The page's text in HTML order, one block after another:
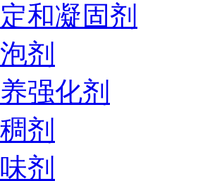
和凝固剂
剂
强化剂
剂
剂